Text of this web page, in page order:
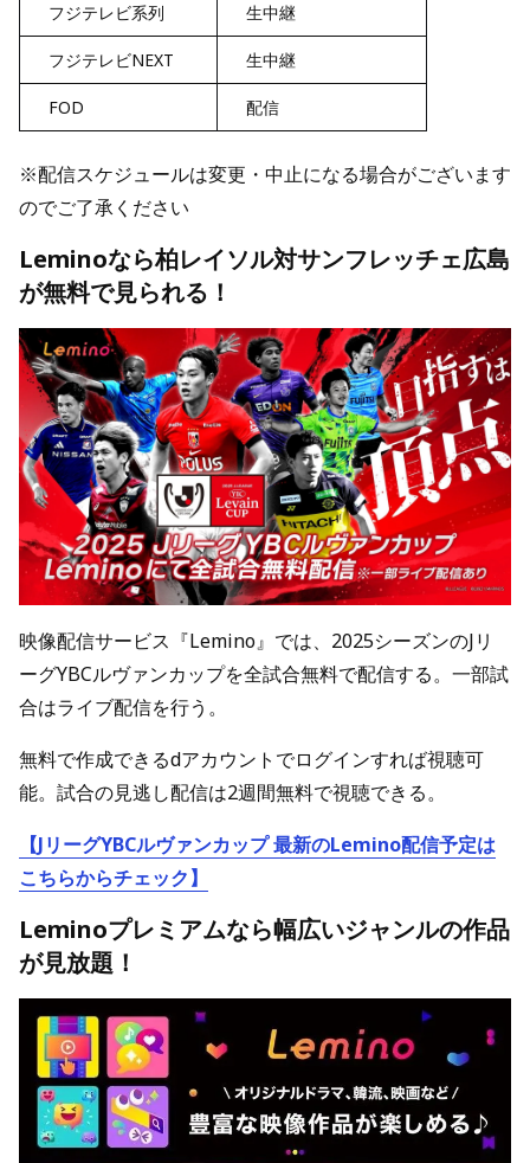
フジテレビ系列 生中継
フジテレビNEXT 生中継
FOD 配信
※配信スケジュールは変更・中止になる場合がございます
のでご了承ください
Leminoなら柏レイソル対サンフレッチェ広島
が無料で見られる！
映像配信サービス『Lemino』では、2025シーズンのJリ
ーグYBCルヴァンカップを全試合無料で配信する。一部試
合はライブ配信を行う。
無料で作成できるdアカウントでログインすれば視聴可
能。試合の見逃し配信は2週間無料で視聴できる。
【JリーグYBCルヴァンカップ 最新のLemino配信予定は
こちらからチェック】
Leminoプレミアムなら幅広いジャンルの作品
が見放題！